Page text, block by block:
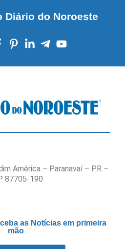
Diário do Noroeste
América – Paranavaí – PR –
87705-190
as Notícias em primeira
mão